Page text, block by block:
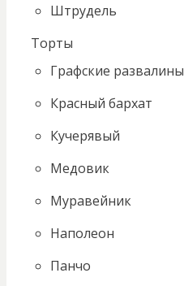
Штрудель
Торты
Графские развалины
Красный бархат
Кучерявый
Медовик
Муравейник
Наполеон
Панчо